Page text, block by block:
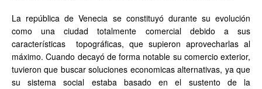
La república de Venecia se constituyó durante su evolución
como una ciudad totalmente comercial debido a sus
características topográficas, que supieron aprovecharlas al
máximo. Cuando decayó de forma notable su comercio exterior,
tuvieron que buscar soluciones economicas alternativas, ya que
su sistema social estaba basado en el sustento de la